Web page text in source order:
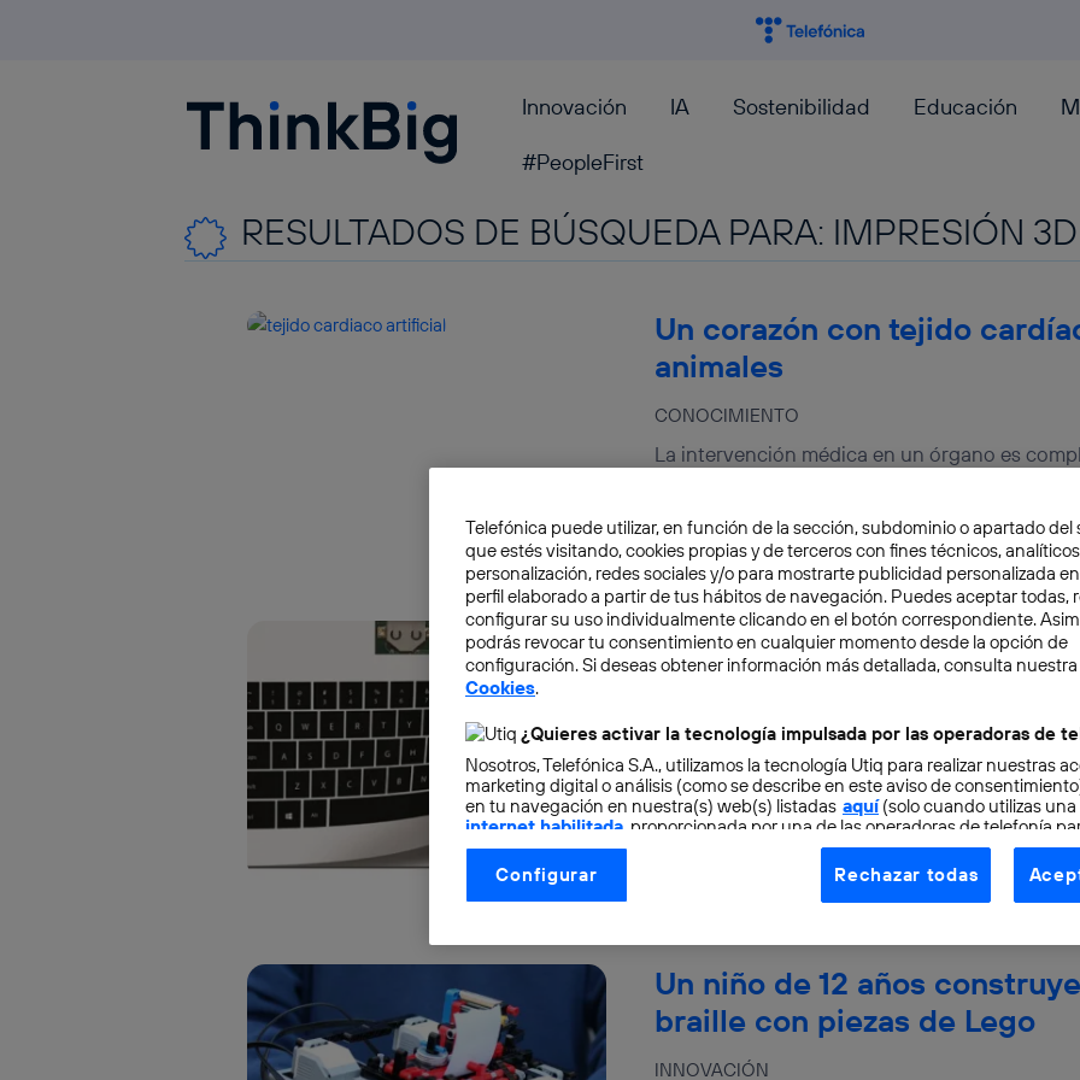
Blogthinkbig.com Innovación IA Sostenibilidad Educación
#PeopleFirst
RESULTADOS DE BÚSQUEDA PARA: IMPRESIÓN 3D
CONOCIMIENTO
Un corazón con tejido
animales
La intervención médica en un órgano es
requiere el corazón es aún mayor. Cualquier
Pablo G. Bejerano
Crean un teclado bluetooth
Novalia es una empresa especializada en
y permiten otro tipo de encargos
Pablo G. Bejerano
INNOVACIÓN
Un niño de 12 años
braille con piezas de Lego
Telefónica puede utilizar, en función de la sección, subdominio o apartado del
que estés visitando, cookies propias y de terceros con fines técnicos,
personalización, redes sociales y/o para mostrarte publicidad personalizada
perfil elaborado a partir de tus hábitos de navegación. Puedes aceptar todas,
configurar su uso individualmente clicando en el botón correspondiente.
podrás revocar tu consentimiento en cualquier momento desde la opción de
configuración. Si deseas obtener información más detallada, consulta nuestra
Cookies.
¿Quieres activar la tecnología impulsada por las operadoras de
Nosotros, Telefónica S.A., utilizamos la tecnología Utiq para realizar nuestras
marketing digital o análisis (como se describe en este aviso de
en tu navegación en nuestra(s) web(s) listadas aquí(solo cuando utilizas una
internet habilitada , proporcionada por una de las operadoras de telefonía
otorgas tu consentimiento en cada página web).
La tecnología Utiq está diseñada con la privacidad como prioridad
control.
vinculada a la conexión que utilizas (p. ej., número de teléfono móvil).
Este identificador se asigna a la conexión de internet, por lo que cualquier
conecte su dispositivo y consienta el uso de la tecnología recibirá el mismo
Típicamente:
Configurar Rechazar todas